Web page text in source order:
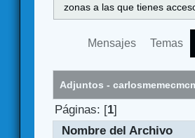
zonas a las que tienes
Mensajes Temas
Adjuntos -
Páginas: [1]
Nombre del Archivo